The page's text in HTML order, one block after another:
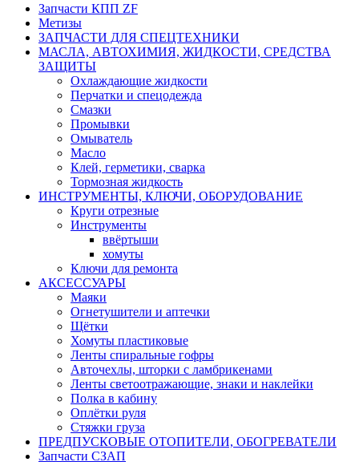
Запчасти КПП ZF
Метизы
ЗАПЧАСТИ ДЛЯ СПЕЦТЕХНИКИ
МАСЛА, АВТОХИМИЯ, ЖИДКОСТИ, СРЕДСТВА
ЗАЩИТЫ
Охлаждающие жидкости
Перчатки и спецодежда
Смазки
Промывки
Омыватель
Масло
Клей, герметики, сварка
Тормозная жидкость
ИНСТРУМЕНТЫ, КЛЮЧИ, ОБОРУДОВАНИЕ
Круги отрезные
Инструменты
ввёртыши
хомуты
Ключи для ремонта
АКСЕССУАРЫ
Маяки
Огнетушители и аптечки
Щётки
Хомуты пластиковые
Ленты спиральные гофры
Авточехлы, шторки с ламбрикенами
Ленты светоотражающие, знаки и наклейки
Полка в кабину
Оплётки руля
Cтяжки груза
ПРЕДПУСКОВЫЕ ОТОПИТЕЛИ, ОБОГРЕВАТЕЛИ
Запчасти СЗАП